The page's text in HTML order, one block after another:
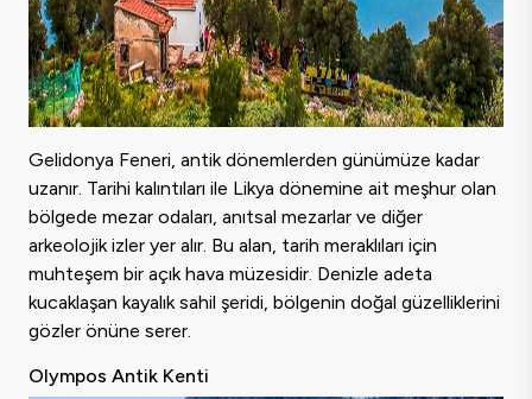
Gelidonya Feneri, antik dönemlerden günümüze kadar
uzanır. Tarihi kalıntıları ile Likya dönemine ait meşhur olan
bölgede mezar odaları, anıtsal mezarlar ve diğer
arkeolojik izler yer alır. Bu alan, tarih meraklıları için
muhteşem bir açık hava müzesidir. Denizle adeta
kucaklaşan kayalık sahil şeridi, bölgenin doğal güzelliklerini
gözler önüne serer.
Olympos Antik Kenti